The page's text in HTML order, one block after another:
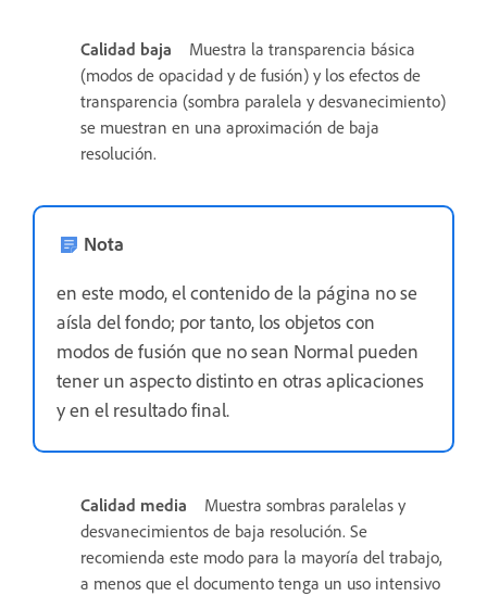
Calidad baja
Muestra la transparencia básica
(modos de opacidad y de fusión) y los efectos de
transparencia (sombra paralela y desvanecimiento)
se muestran en una aproximación de baja
resolución.
Nota
en este modo, el contenido de la página no se
aísla del fondo; por tanto, los objetos con
modos de fusión que no sean Normal pueden
tener un aspecto distinto en otras aplicaciones
y en el resultado final.
Calidad media
Muestra sombras paralelas y
desvanecimientos de baja resolución. Se
recomienda este modo para la mayoría del trabajo,
a menos que el documento tenga un uso intensivo